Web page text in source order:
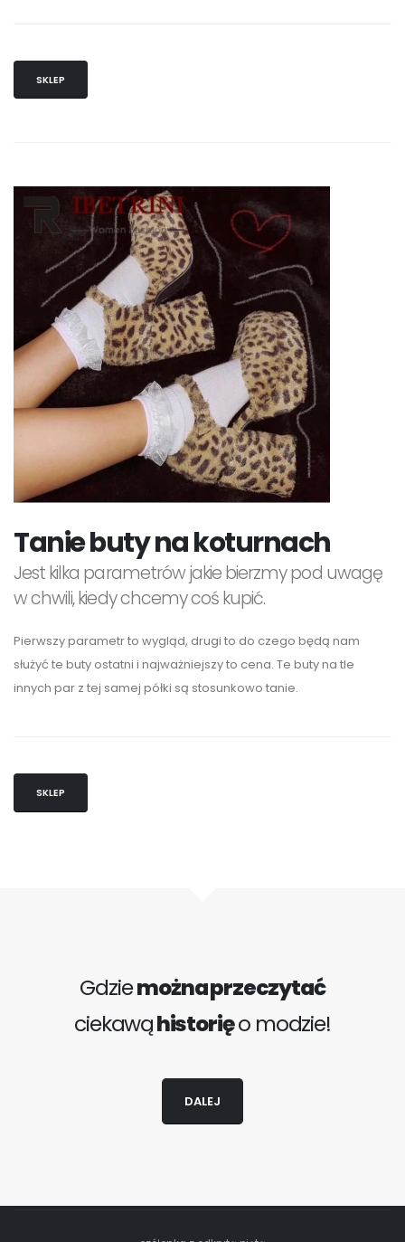
SKLEP
Tanie buty na koturnach
Jest kilka parametrów jakie bierzmy pod uwagę
w chwili, kiedy chcemy coś kupić.
Pierwszy parametr to wygląd, drugi to do czego będą nam
służyć te buty ostatni i najważniejszy to cena. Te buty na tle
innych par z tej samej półki są stosunkowo tanie.
SKLEP
Gdziemożna przeczytać
ciekawąhistorięo modzie!
DALEJ